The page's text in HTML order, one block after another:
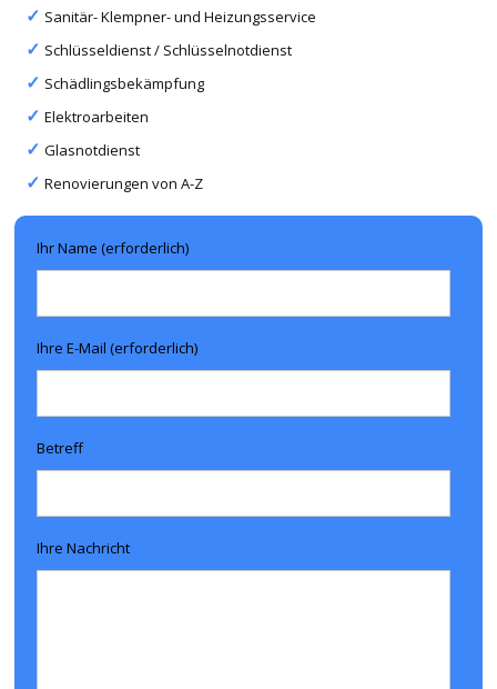
Sanitär- Klempner- und Heizungsservice
Schlüsseldienst / Schlüsselnotdienst
Schädlingsbekämpfung
Elektroarbeiten
Glasnotdienst
Renovierungen von A-Z
Ihr Name (erforderlich)
Ihre E-Mail (erforderlich)
Betreff
Ihre Nachricht